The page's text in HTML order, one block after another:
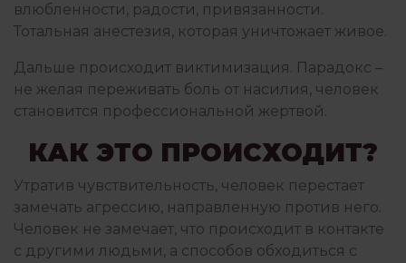
влюбленности, радости, привязанности.
Тотальная анестезия, которая уничтожает живое.
Дальше происходит виктимизация. Парадокс –
не желая переживать боль от насилия, человек
становится профессиональной жертвой.
КАК ЭТО ПРОИСХОДИТ?
Утратив чувствительность, человек перестает
замечать агрессию, направленную против него.
Человек не замечает, что происходит в контакте
с другими людьми, а способов обходиться с
ПСИХОЛОГИЯ
ПСИХОТЕРАПИЯ ПЕРЕЖИВАНИЕМ
РОБОТА З ПСИХОЛОГОМ